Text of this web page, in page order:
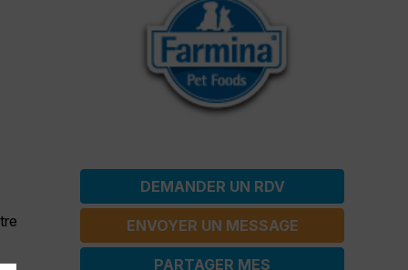
DEMANDER UN RDV
ENVOYER UN MESSAGE
PARTAGER MES